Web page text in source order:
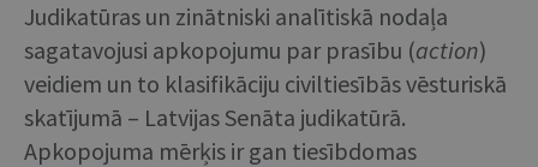
Judikatūras un zinātniski analītiskā nodaļa
sagatavojusi apkopojumu par prasību (action)
veidiem un to klasifikāciju civiltiesībās vēsturiskā
skatījumā – Latvijas Senāta judikatūrā.
Apkopojuma mērķis ir gan tiesībdomas